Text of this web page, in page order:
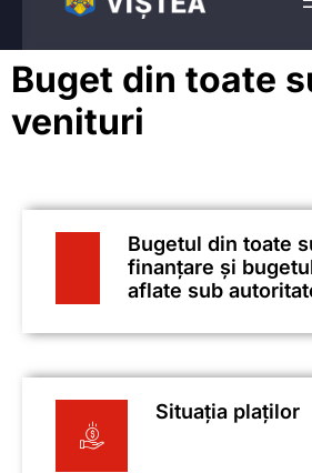
Buget din toate
venituri
Bugetul din toate
finanțare și
aflate sub
Situația plaților